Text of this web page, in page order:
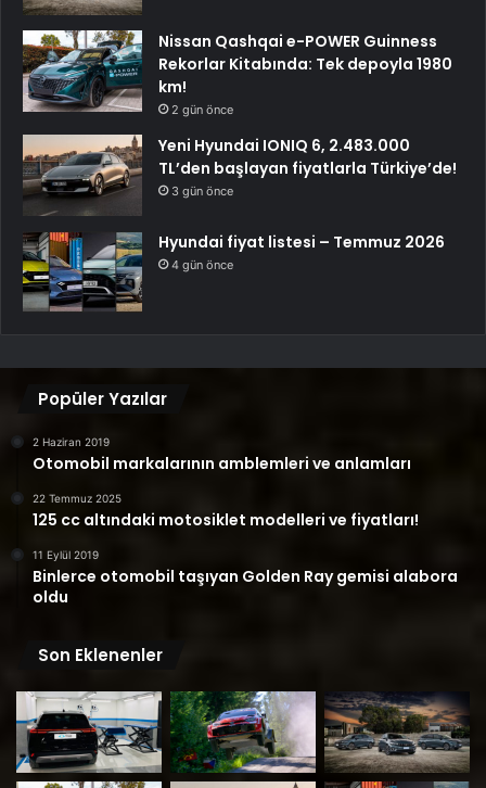
Nissan Qashqai e-POWER Guinness
Rekorlar Kitabında: Tek depoyla 1980
km!
2 gün önce
Yeni Hyundai IONIQ 6, 2.483.000
TL’den başlayan fiyatlarla Türkiye’de!
3 gün önce
Hyundai fiyat listesi – Temmuz 2026
4 gün önce
Popüler Yazılar
2 Haziran 2019
Otomobil markalarının amblemleri ve anlamları
22 Temmuz 2025
125 cc altındaki motosiklet modelleri ve fiyatları!
11 Eylül 2019
Binlerce otomobil taşıyan Golden Ray gemisi alabora
oldu
Son Eklenenler